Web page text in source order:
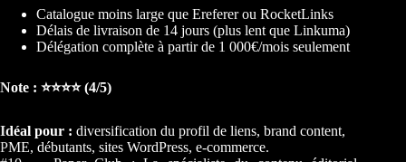
Catalogue moins large que Ereferer ou RocketLinks
Délais de livraison de 14 jours (plus lent que Linkuma)
Délégation complète à partir de 1 000€/mois seulement
Note : ⭐⭐⭐⭐ (4/5)
Idéal pour : diversification du profil de liens, brand content,
PME, débutants, sites WordPress, e-commerce.